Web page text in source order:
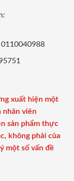
0110040988
xuất hiện một
nhân viên
sản phẩm thực
không phải của
một số vấn đề